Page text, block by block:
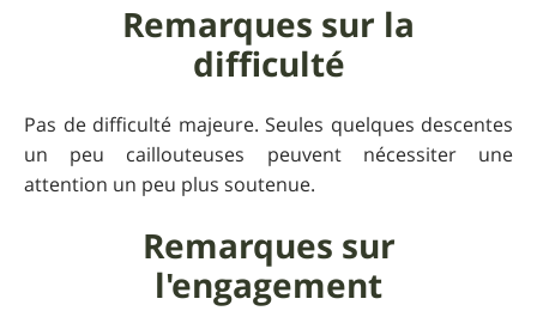
Remarques sur la
difficulté
Pas de difficulté majeure. Seules quelques descentes
un peu caillouteuses peuvent nécessiter une
attention un peu plus soutenue.
Remarques sur
l'engagement